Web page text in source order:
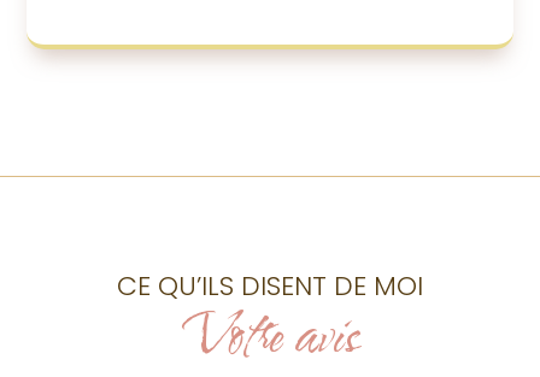
CE QU’ILS DISENT DE MOI
Votre avis